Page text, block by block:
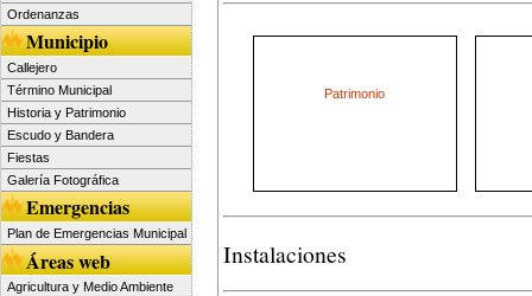
Ordenanzas
Municipio
Callejero
Término Municipal
Historia y Patrimonio
Escudo y Bandera
Fiestas
Galería Fotográfica
Emergencias
Plan de Emergencias Municipal
Áreas web
Agricultura y Medio Ambiente
Patrimonio
Instalaciones